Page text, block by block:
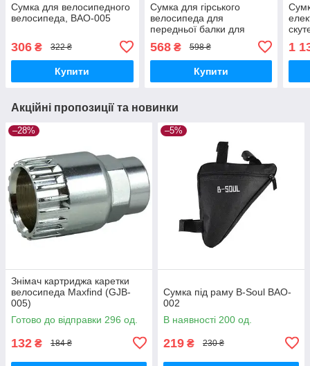
Сумка для велосипедного
велосипеда, BAO-005
306 ₴ 322 ₴
Купити
Сумка для гірського
велосипеда для
передньої балки для
568₴ 598 ₴
Купити
1
Акційні пропозиції та новинки
–28%
Знімач картриджа каретки
велосипеда Maxfind (GJB-
005)
Готово до відправки 296 од.
132 ₴ 184 ₴
–5%
Сумка під раму B-Soul BAO-
002
В наявності 200 од.
219 ₴ 230 ₴